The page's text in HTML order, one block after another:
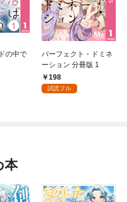
の中で
パーフェクト・ドミネ
ーション 分冊版 1
198
試読フル
本